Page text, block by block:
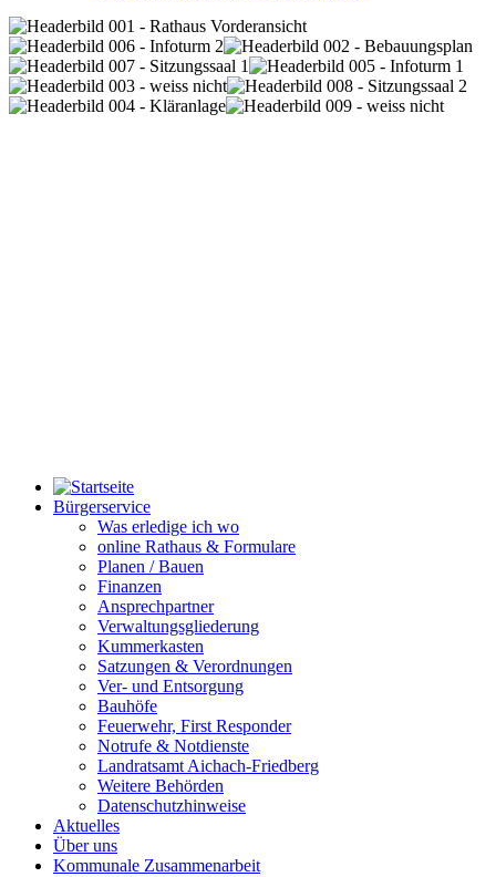
Bürgerservice
Was erledige ich wo
online Rathaus & Formulare
Planen / Bauen
Finanzen
Ansprechpartner
Verwaltungsgliederung
Kummerkasten
Satzungen & Verordnungen
Ver- und Entsorgung
Bauhöfe
Feuerwehr, First Responder
Notrufe & Notdienste
Landratsamt Aichach-Friedberg
Weitere Behörden
Datenschutzhinweise
Aktuelles
Über uns
Kommunale Zusammenarbeit